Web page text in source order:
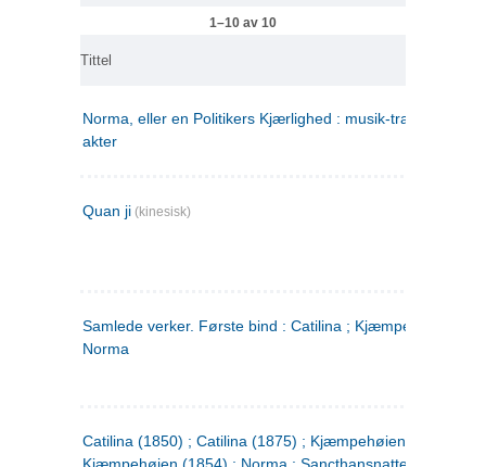
1–10 av 10
Tittel
Norma, eller en Politikers Kjærlighed : musik-tragedie i tre
akter
Quan ji (kinesisk)
Samlede verker. Første bind : Catilina ; Kjæmpehøien ;
Norma
Catilina (1850) ; Catilina (1875) ; Kjæmpehøien (1850) ;